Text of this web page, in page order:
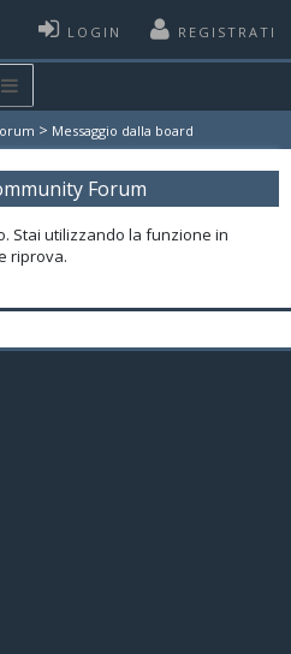
LOGIN REGISTRATI
> Messaggio dalla board
Forum
Stai utilizzando la funzione in
riprova.